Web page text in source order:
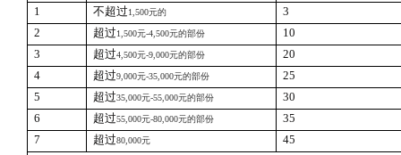
1 不超过1,500元的
3
2
超过1,500元-4,500元的部份
10
3
超过4,500元-9,000元的部份
20
4
超过9,000元-35,000元的部份
25
5
超过35,000元-55,000元的部份
30
6
超过55,000元-80,000元的部份
35
7
超过80,000元 45